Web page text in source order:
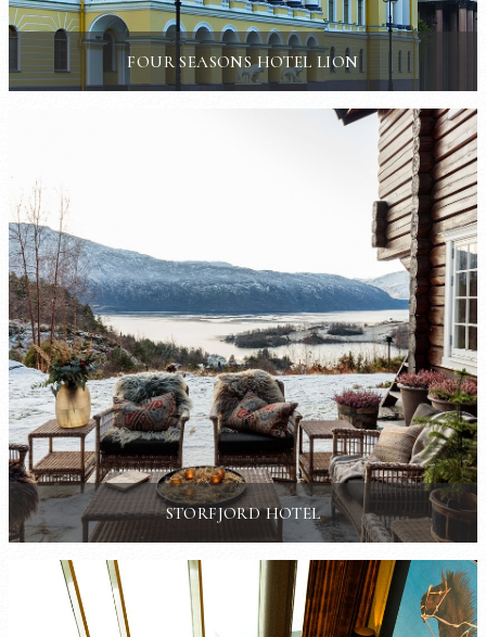
FOUR SEASONS HOTEL LION
STORFJORD HOTEL